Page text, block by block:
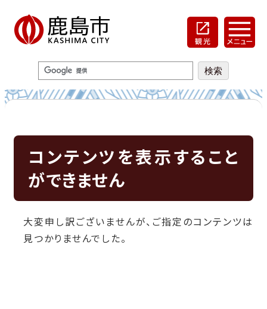
コンテンツを表示すること
ができません
大変申し訳ございませんが、ご指定のコンテンツは
見つかりませんでした。